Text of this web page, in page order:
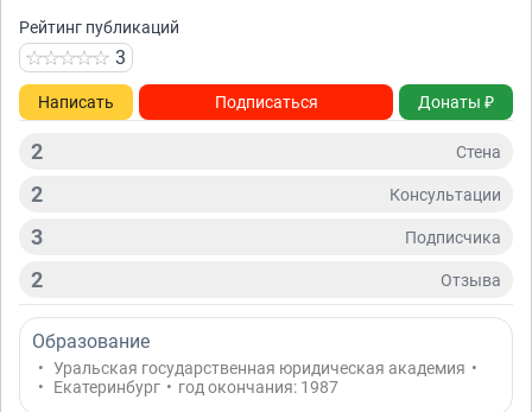
Рейтинг публикаций
3
Написать Подписаться Донаты ₽
2 Стена
2 Консультации
3 Подписчикa
2 Отзывa
Образование
• Уральская государственная юридическая академия •
•
Екатеринбург • год окончания: 1987